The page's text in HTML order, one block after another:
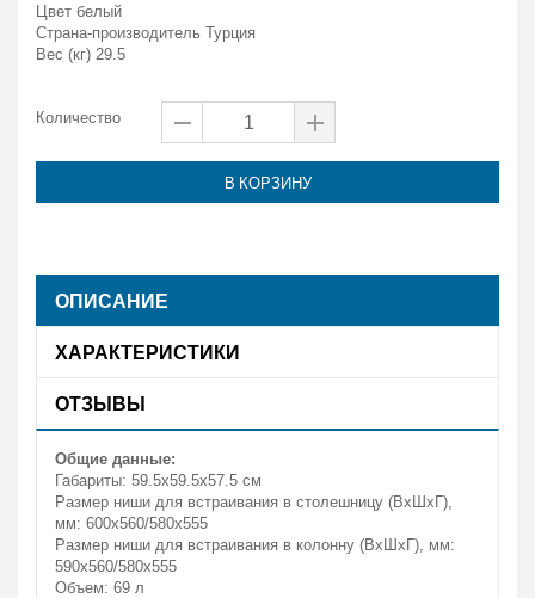
Цвет белый
Страна-производитель Турция
Вес (кг) 29.5
Количество
В КОРЗИНУ
ОПИСАНИЕ
ХАРАКТЕРИСТИКИ
ОТЗЫВЫ
Общие данные:
Габариты: 59.5x59.5x57.5 см
Размер ниши для встраивания в столешницу (ВхШхГ),
мм: 600х560/580х555
Размер ниши для встраивания в колонну (ВхШхГ), мм:
590х560/580х555
Объем: 69 л